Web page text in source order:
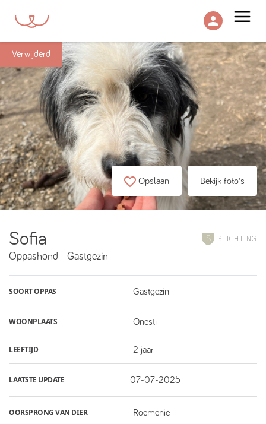
Verwijderd
Opslaan Bekijk foto's
Sofia STICHTING
Oppashond - Gastgezin
SOORT OPPAS Gastgezin
WOONPLAATS Onesti
LEEFTIJD 2 jaar
LAATSTE UPDATE 07-07-2025
OORSPRONG VAN DIER Roemenië